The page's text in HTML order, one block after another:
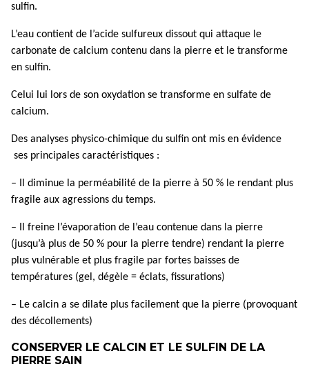
sulfin.
L’eau contient de l’acide sulfureux dissout qui attaque le
carbonate de calcium contenu dans la pierre et le transforme
en sulfin.
Celui lui lors de son oxydation se transforme en sulfate de
calcium.
Des analyses physico-chimique du sulfin ont mis en évidence
ses principales caractéristiques :
– Il diminue la perméabilité de la pierre à 50 % le rendant plus
fragile aux agressions du temps.
– Il freine l’évaporation de l’eau contenue dans la pierre
(jusqu’à plus de 50 % pour la pierre tendre) rendant la pierre
plus vulnérable et plus fragile par fortes baisses de
températures (gel, dégèle = éclats, fissurations)
– Le calcin a se dilate plus facilement que la pierre (provoquant
des décollements)
CONSERVER LE CALCIN ET LE SULFIN DE LA
PIERRE SAIN